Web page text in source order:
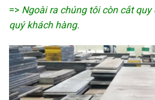
=> Ngoài ra chúng tôi còn cắt quy
quý khách hàng.